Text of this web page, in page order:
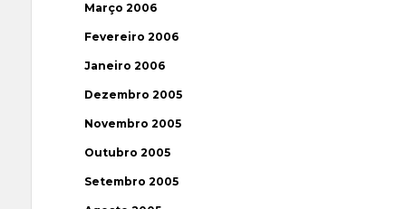
Março 2006
Fevereiro 2006
Janeiro 2006
Dezembro 2005
Novembro 2005
Outubro 2005
Setembro 2005